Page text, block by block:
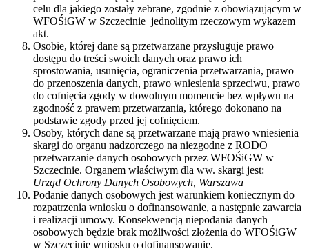
celu dla jakiego zostały zebrane, zgodnie z obowiązującym w
WFOŚiGW w Szczecinie jednolitym rzeczowym wykazem
akt.
Osobie, której dane są przetwarzane przysługuje prawo
dostępu do treści swoich danych oraz prawo ich
sprostowania, usunięcia, ograniczenia przetwarzania, prawo
do przenoszenia danych, prawo wniesienia sprzeciwu, prawo
do cofnięcia zgody w dowolnym momencie bez wpływu na
zgodność z prawem przetwarzania, którego dokonano na
podstawie zgody przed jej cofnięciem.
Osoby, których dane są przetwarzane mają prawo wniesienia
skargi do organu nadzorczego na niezgodne z RODO
przetwarzanie danych osobowych przez WFOŚiGW w
Szczecinie. Organem właściwym dla ww. skargi jest:
Urząd Ochrony Danych Osobowych, Warszawa
Podanie danych osobowych jest warunkiem koniecznym do
rozpatrzenia wniosku o dofinansowanie, a następnie zawarcia
i realizacji umowy. Konsekwencją niepodania danych
osobowych będzie brak możliwości złożenia do WFOŚiGW
w Szczecinie wniosku o dofinansowanie.